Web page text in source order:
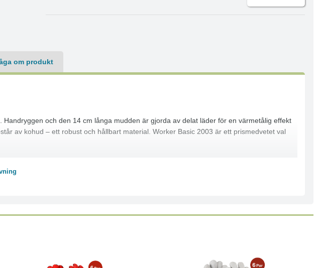
om produkt
och den 14 cm långa mudden är gjorda av delat läder för en värmetålig effekt
av kohud – ett robust och hållbart material. Worker Basic 2003 är ett prismedvetet val